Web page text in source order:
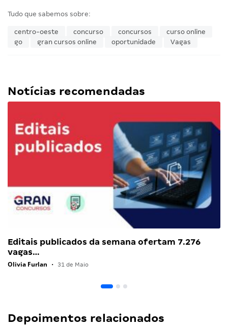
Tudo que sabemos sobre:
centro-oeste concurso concursos
curso online
go
gran cursos online oportunidade Vagas
Notícias recomendadas
Editais publicados da semana ofertam 7.276
vagas…
Olivia Furlan • 31 de Maio
Depoimentos relacionados